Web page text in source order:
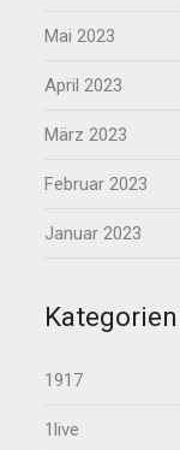
Mai 2023
April 2023
März 2023
Februar 2023
Januar 2023
Kategorien
1917
1live